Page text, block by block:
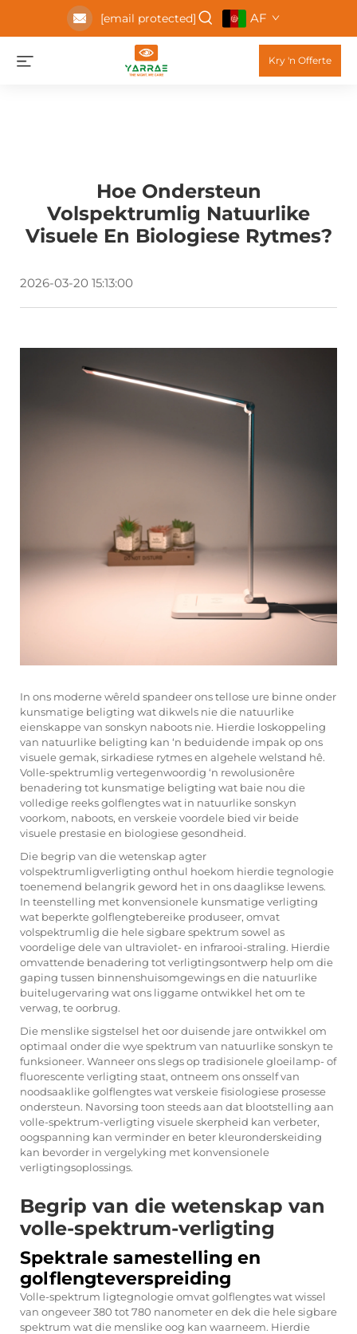
[email protected] AF
Kry 'n Offerte
Hoe Ondersteun
Volspektrumlig Natuurlike
Visuele En Biologiese Rytmes?
2026-03-20 15:13:00
In ons moderne wêreld spandeer ons tellose ure binne onder
kunsmatige beligting wat dikwels nie die natuurlike
eienskappe van sonskyn naboots nie. Hierdie loskoppeling
van natuurlike beligting kan ‘n beduidende impak op ons
visuele gemak, sirkadiese rytmes en algehele welstand hê.
Volle-spektrumlig vertegenwoordig ‘n rewolusionêre
benadering tot kunsmatige beligting wat baie nou die
volledige reeks golflengtes wat in natuurlike sonskyn
voorkom, naboots, en verskeie voordele bied vir beide
visuele prestasie en biologiese gesondheid.
Die begrip van die wetenskap agter
volspektrumligverligting onthul hoekom hierdie tegnologie
toenemend belangrik geword het in ons daaglikse lewens.
In teenstelling met konvensionele kunsmatige verligting
wat beperkte golflengtebereike produseer, omvat
volspektrumlig die hele sigbare spektrum sowel as
voordelige dele van ultraviolet- en infrarooi-straling. Hierdie
omvattende benadering tot verligtingsontwerp help om die
gaping tussen binnenshuisomgewings en die natuurlike
buitelugervaring wat ons liggame ontwikkel het om te
verwag, te oorbrug.
Die menslike sigstelsel het oor duisende jare ontwikkel om
optimaal onder die wye spektrum van natuurlike sonskyn te
funksioneer. Wanneer ons slegs op tradisionele gloeilamp- of
fluorescente verligting staat, ontneem ons onsself van
noodsaaklike golflengtes wat verskeie fisiologiese prosesse
ondersteun. Navorsing toon steeds aan dat blootstelling aan
volle-spektrum-verligting visuele skerpheid kan verbeter,
oogspanning kan verminder en beter kleuronderskeiding
kan bevorder in vergelyking met konvensionele
verligtingsoplossings.
Begrip van die wetenskap van
volle-spektrum-verligting
Spektrale samestelling en
golflengteverspreiding
Volle-spektrum ligtegnologie omvat golflengtes wat wissel
van ongeveer 380 tot 780 nanometer en dek die hele sigbare
spektrum wat die menslike oog kan waarneem. Hierdie